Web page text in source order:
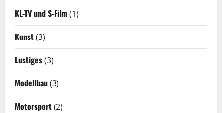
KL-TV und S-Film(1)
Kunst(3)
Lustiges(3)
Modellbau(3)
Motorsport(2)